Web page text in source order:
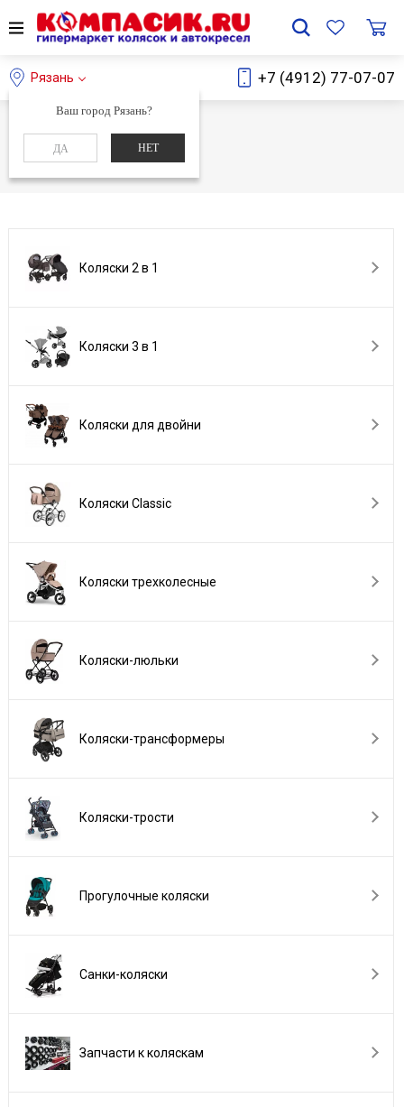
Рязань
Ваш город Рязань?
ДА НЕТ
+7 (4912) 77-07-07
Главная Каталог
Каталог
Коляски 2 в 1
Коляски 3 в 1
Коляски для двойни
Коляски Сlassic
Коляски трехколесные
Коляски-люльки
Коляски-трансформеры
Коляски-трости
Прогулочные коляски
Санки-коляски
Запчасти к коляскам